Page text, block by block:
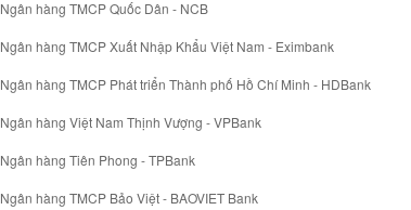
Ngân hàng TMCP Quốc Dân - NCB
Ngân hàng TMCP Xuất Nhập Khẩu Việt Nam - Eximbank
Ngân hàng TMCP Phát triển Thành phố Hồ Chí Minh - HDBank
Ngân hàng Việt Nam Thịnh Vượng - VPBank
Ngân hàng Tiên Phong - TPBank
Ngân hàng TMCP Bảo Việt - BAOVIET Bank